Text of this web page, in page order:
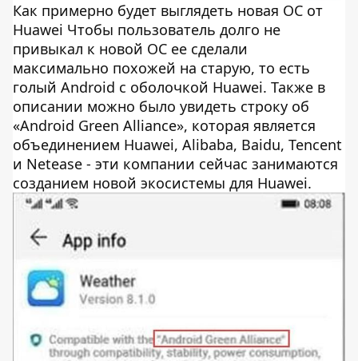
Как примерно будет выглядеть новая ОС от
Huawei Чтобы пользователь долго не
привыкал к новой ОС ее сделали
максимально похожей на старую, то есть
голый Android с оболочкой Huawei. Также в
описании можно было увидеть строку об
«Android Green Alliance», которая является
объединением Huawei, Alibaba, Baidu, Tencent
и Netease - эти компании сейчас занимаются
созданием новой экосистемы для Huawei.